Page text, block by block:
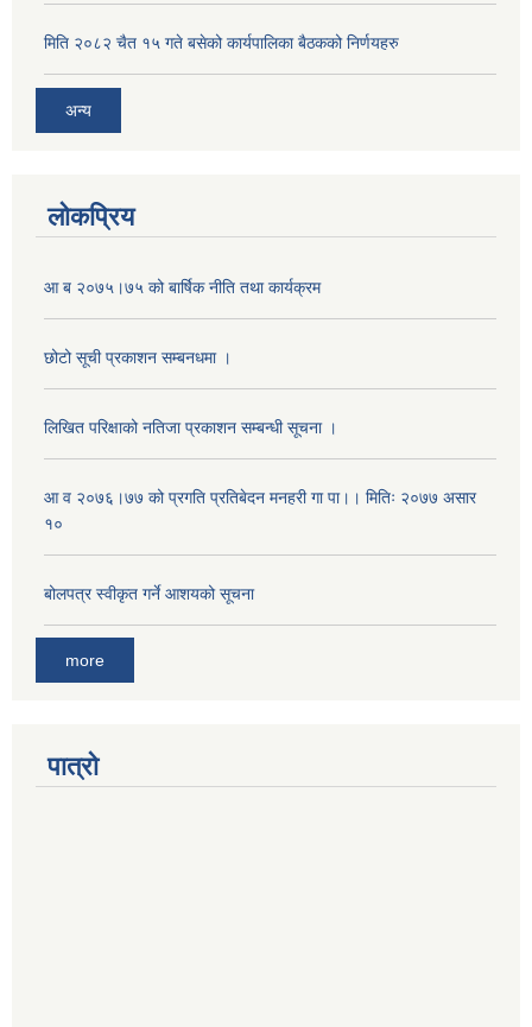
मिति २०८२ चैत १५ गते बसेको कार्यपालिका बैठकको निर्णयहरु
अन्य
लोकप्रिय
आ ब २०७५।७५ को बार्षिक नीति तथा कार्यक्रम
छोटो सूची प्रकाशन सम्बनधमा ।
लिखित परिक्षाको नतिजा प्रकाशन सम्बन्धी सूचना ।
आ व २०७६।७७ को प्रगति प्रतिबेदन मनहरी गा पा।। मितिः २०७७ असार
१०
बोलपत्र स्वीकृत गर्ने आशयको सूचना
more
पात्रो